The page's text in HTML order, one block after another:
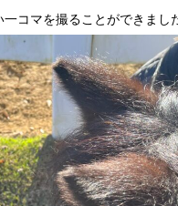
一コマを撮ることができまし